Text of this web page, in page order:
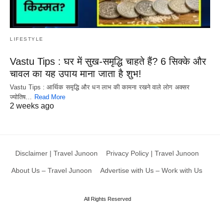
LIFESTYLE
Vastu Tips : घर में सुख-समृद्धि चाहते हैं? 6 सिक्के और
चावल का यह उपाय माना जाता है शुभ!
Vastu Tips : आर्थिक समृद्धि और धन लाभ की कामना रखने वाले लोग अक्सर
ज्योतिष… Read More
2 weeks ago
Disclaimer | Travel Junoon Privacy Policy | Travel Junoon
About Us – Travel Junoon Advertise with Us – Work with Us
All Rights Reserved